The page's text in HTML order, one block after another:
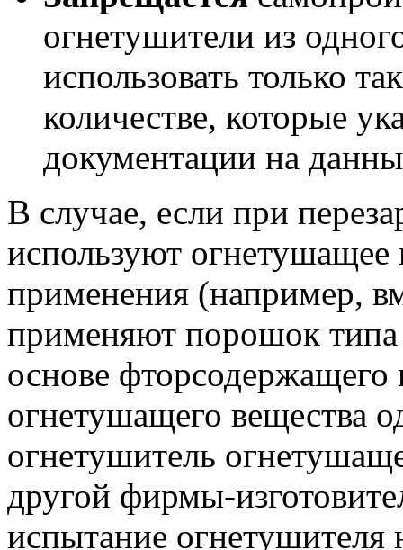
огнетушители из
использовать только
количестве, которые
документации на
В случае, если при
используют огнетушащее
применения (например,
применяют порошок
основе фторсодержащего
огнетушащего вещества
огнетушитель
другой фирмы-
испытание огнетушителя